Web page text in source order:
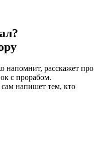
напомнит, расскажет про
с прорабом.
напишет тем, кто